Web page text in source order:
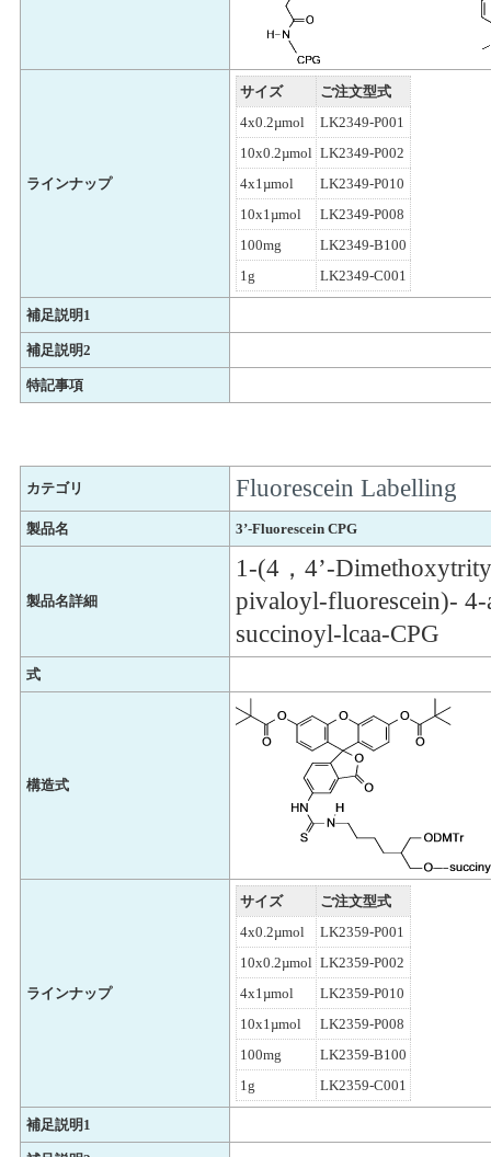
ラインナップ
サイズ
ご注文型式
4x0.2µmol
LK2349-P001
10x0.2µmol LK2349-P002
4x1µmol
LK2349-P010
10x1µmol
LK2349-P008
100mg
LK2349-B100
1g
LK2349-C001
補足説明1
補足説明2
特記事項
カテゴリ Fluorescein Labelling
製品名 3’-Fluorescein CPG
製品名詳細
1-(4，4’-
pivaloyl-fluorescein)-
succinoyl-lcaa-CPG
式
構造式
ラインナップ
サイズ
ご注文型式
4x0.2µmol
LK2359-P001
10x0.2µmol LK2359-P002
4x1µmol
LK2359-P010
10x1µmol
LK2359-P008
100mg
LK2359-B100
1g
LK2359-C001
補足説明1